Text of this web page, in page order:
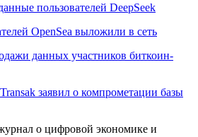
пользователей DeepSeek
OpenSeа выложили в сеть
данных участников биткоин-
заявил о компрометации базы
о цифровой экономике и